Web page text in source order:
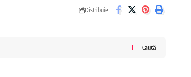
Distribuie
Caută